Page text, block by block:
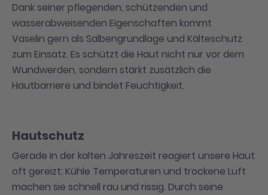
Dank seiner pflegenden, schützenden und
wasserabweisenden Eigenschaften kommt
Vaselin gern als Salbengrundlage und Kälteschutz
zum Einsatz. Es schützt die Haut nicht nur vor dem
Wundwerden, sondern stärkt zusätzlich die
Hautbarriere und bindet Feuchtigkeit.
Hautschutz
Gerade in der kalten Jahreszeit reagiert unsere Haut
oft gereizt: Kühle Temperaturen und trockene Luft
machen sie schnell rau und rissig. Durch seine